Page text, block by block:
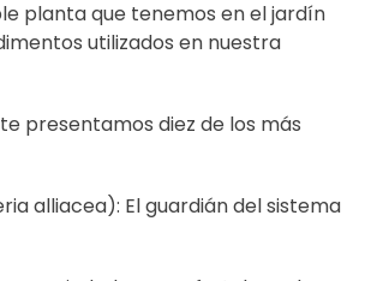
planta que tenemos en el jardín
utilizados en nuestra
presentamos diez de los más
alliacea): El guardián del sistema